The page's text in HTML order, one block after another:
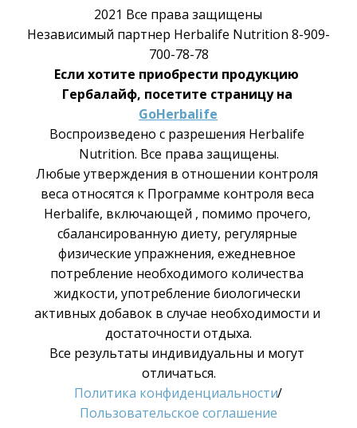
2021 Все права защищены
Независимый партнер Herbalife Nutrition 8-909-
700-78-78
Если хотите приобрести продукцию
GoHerbalife
Воспроизведено с разрешения Herbalife
Nutrition. Все права защищены.
Любые утверждения в отношении контроля
веса относятся к Программе контроля веса
Herbalife, включающей , помимо прочего,
сбалансированную диету, регулярные
физические упражнения, ежедневное
потребление необходимого количества
жидкости, употребление биологически
активных добавок в случае необходимости и
достаточности отдыха.
Все результаты индивидуальны и могут
отличаться.
Политика конфиденциальности/
Пользовательское соглашение